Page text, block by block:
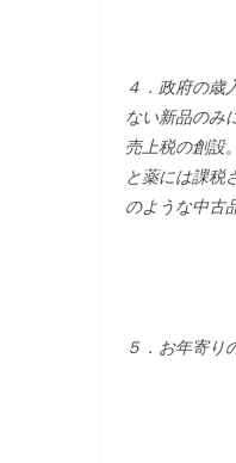
４．政府の歳
ない新品のみ
売上税の創設
と薬には課税
のような中古
５．お年寄り